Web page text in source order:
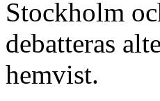
Stockholm
debatteras
hemvist.